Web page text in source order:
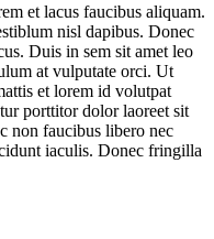
et lacus faucibus aliquam.
nisl dapibus. Donec
Duis in sem sit amet leo
at vulputate orci. Ut
et lorem id volutpat
porttitor dolor laoreet sit
non faucibus libero nec
iaculis. Donec fringilla